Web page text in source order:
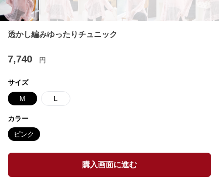
透かし編みゆったりチュニック
7,740 円
サイズ
M L
カラー
ピンク
購入画面に進む